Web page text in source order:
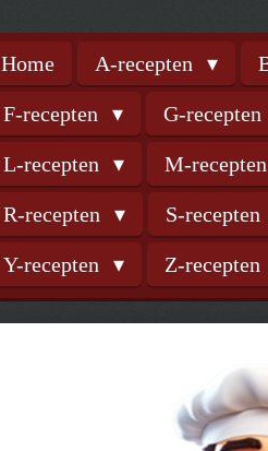
Home A-recepten
F-recepten G-recepten
L-recepten M-recepten
R-recepten S-recepten
Y-recepten Z-recepten